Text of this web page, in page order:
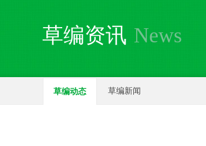
草编资讯 News
草编动态 草编新闻